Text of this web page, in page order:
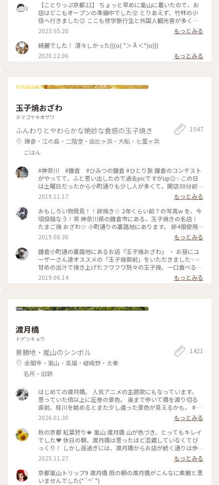
【ことりっぷ京都22】 ちょっと早めに嵐山に着いたので、お
店はどこもオープンの準備中でした😵 とりあえず、竹林の小
径へ行きました😊 ここも修学旅行生と外国人観光客が多く、
特に中国系の方の声が竹林の中に響いていました🤫 竹林の小
径には人力車専用の道が整備されており、外国人観光客を乗せ
た人力車に出会いました😄 #私のことりっぷ旅 #京都 #竹林の
小径 #人力車 令和５年５月21日撮影
2023.05.28
もっとみる
綺麗でした！ 清々しかった(((o( *＞Å＜*)o)))
2020.12.06
もっとみる
玉子焼おざわ
タマゴヤキオザワ
ふんわりとやわらかな絶妙な食感の玉子焼き
鎌倉・江の島・二階堂・由比ヶ浜・大船・七里ヶ浜
ごはん
1547
#神奈川 #鎌倉 #ひみつの鎌倉 #ひとり旅 鎌倉のコンテスト
がやってて、ふと思い出したので過去picですがup😌✨この日
は土曜日だったから小町通りも少し人が多くて。開店30分前に
並び始めて、既に前に10人ほどいましたよ〜。運良く1巡目で
入れたので、玉子焼きを注文😎なんともいえない甘さと出汁の
お味と、、、とりあえず美味😂笑！また機会があれば行きたい
なあ。
2019.11.17
もっとみる
おもしろい物発見！！卵焼き☆ 2年くらい前？の写真w を、今
頃投稿なう！笑 神奈川県の鎌倉市にある、玉子焼きの名店！
たまご焼 おざわ☆ 小町通りの裏路地にあります。 卵4個使用
で、砂糖醤油の風味の後に、出汁の風味と旨みが来る感じでし
た！ 口当たりは柔らでした！ 記憶でわ… 開店の11時半前に行
ったのに、長者の列で30分以上待った記憶が… 懐かし～ ま
た、食べに行きたいな～ #神奈川 #鎌倉 #玉子焼き #おざわ #御
膳 #名店 #小町通り #裏 #過去
2019.08.30
もっとみる
鎌倉小町通の裏路地にあるお店『玉子焼おざわ』 ・ お昼にユ
ーザーさん達オススメの「玉子焼御前」をいただきました✨✨
甘めの出汁で焼き上げたフワフワ熱々の玉子焼、一口食べると
旨味がジュワーッと広がります😆 この味は絶対家で再現でき
ない美味しさです🌟 ・ ちなみに、ご飯の上の昆布もいいお
倉 #小町通り
2019.06.14 もっとみる
渡月橋
トゲツキョウ
景勝地・嵐山のシンボル
金閣寺・嵐山・高雄・嵯峨野・太秦
名所・旧跡
1421
はじめての渡月橋。 人気アニメの主題歌にもなっています。
思っていた倍以上に圧巻の景色。 奥まで歩いて橋を渡り切る
直前、桂川を眺めるとまた少し違った景色が見えるかも。 #渡
月橋 #嵐山 #京都旅行 #嵐電 #京都観光
2026.01.30
もっとみる
秋の京都 紅葉狩り🍁 嵐山 渡月橋 山が色づき、とってもキレイ
でした❤️ 休日の朝、渡月橋は思ったほど混雑していなくてび
っくり！ しかし昼過ぎには、渡月橋からお店が続く通りは歩
行者天国になり多くの人でごったがえし、ボート乗り場では長
蛇の列で60分待ちになってました😳 2025.11.23 #渡月橋 #紅
葉 #嵐山 #京都 #ことりっぷ #秋の装い
2025.11.27
もっとみる
京都嵐山トリップ9 渡月橋 雨の朝の渡月橋がこんなに素敵と思
いませんでした(*´꒳`*)